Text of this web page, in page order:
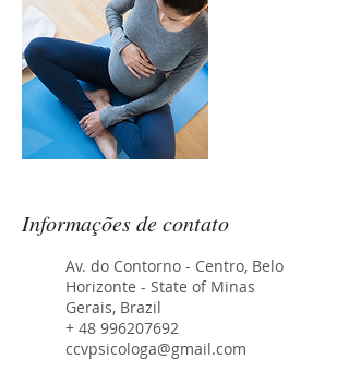
Informações de contato
Av. do Contorno - Centro, Belo
Horizonte - State of Minas
Gerais, Brazil
+ 48 996207692
ccvpsicologa@gmail.com